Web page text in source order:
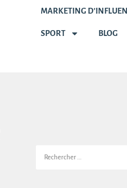
MARKETING
SPORT BLOG